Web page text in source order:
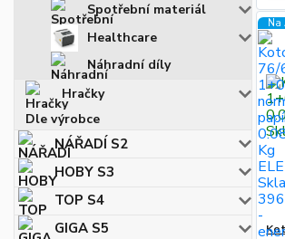
Spotřební materiál
Healthcare
Náhradní díly
Hračky
Dle výrobce
NÁŘADÍ S2
HOBY S3
TOP S4
GIGA S5
Na